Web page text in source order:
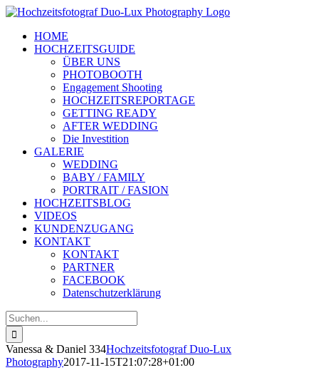
Zum
springenHOME
HOCHZEITSGUIDE
ÜBER UNS
PHOTOBOOTH
Engagement Shooting
HOCHZEITSREPORTAGE
GETTING READY
AFTER WEDDING
Die Investition
GALERIE
WEDDING
BABY / FAMILY
PORTRAIT / FASION
HOCHZEITSBLOG
VIDEOS
KUNDENZUGANG
KONTAKT
KONTAKT
PARTNER
FACEBOOK
Datenschutzerklärung
Suche
nach:
Vanessa & Daniel 334Hochzeitsfotograf Duo-Lux
Photography2017-11-15T21:07:28+01:00